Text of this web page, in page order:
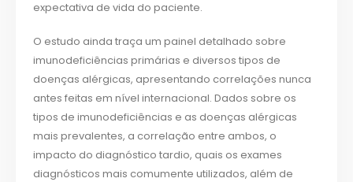
expectativa de vida do paciente.
O estudo ainda traça um painel detalhado sobre
imunodeficiências primárias e diversos tipos de
doenças alérgicas, apresentando correlações nunca
antes feitas em nível internacional. Dados sobre os
tipos de imunodeficiências e as doenças alérgicas
mais prevalentes, a correlação entre ambos, o
impacto do diagnóstico tardio, quais os exames
diagnósticos mais comumente utilizados, além de